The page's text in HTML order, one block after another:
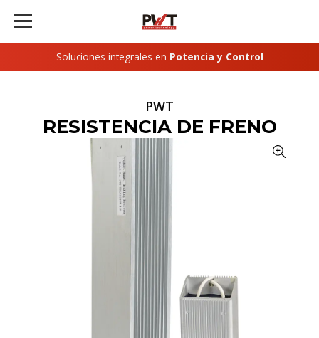
Soluciones integrales en Potencia y Control
PWT
RESISTENCIA DE FRENO